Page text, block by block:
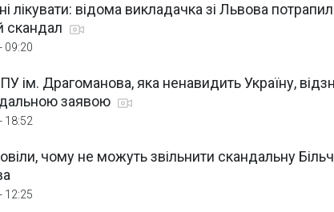
лікувати: відома викладачка зі Львова
скандал
09:20
ім. Драгоманова, яка ненавидить Україну,
заявою
18:52
чому не можуть звільнити скандальну
12:25